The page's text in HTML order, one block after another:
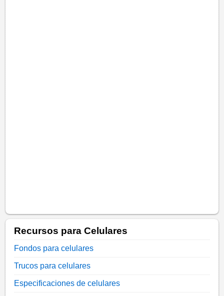
Recursos para Celulares
Fondos para celulares
Trucos para celulares
Especificaciones de celulares